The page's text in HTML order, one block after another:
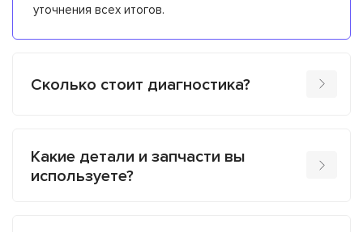
уточнения всех итогов.
Сколько стоит диагностика?
Какие детали и запчасти вы
используете?